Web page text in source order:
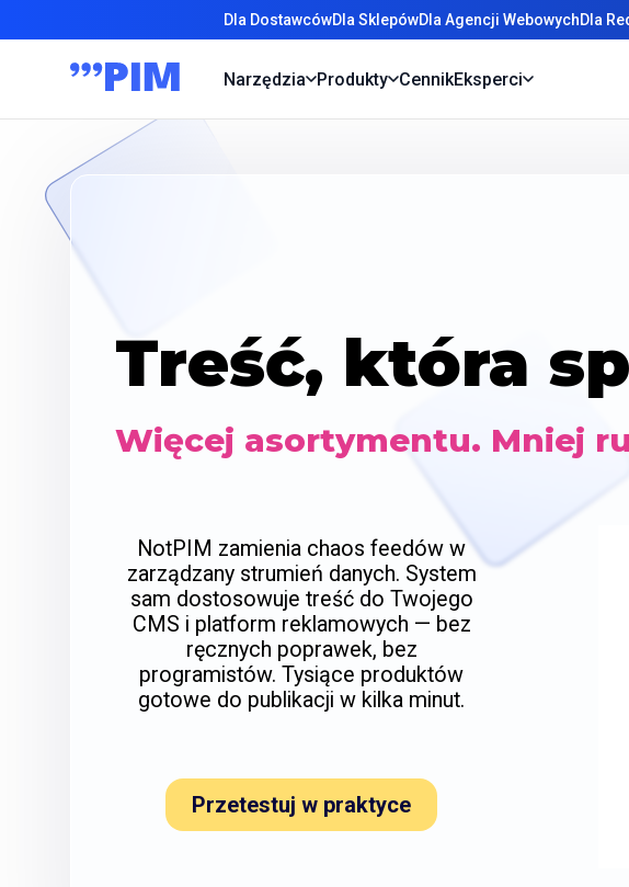
Dla DostawcówDla SklepówDla Agencji WebowychDla
Narzędzia Produkty CennikEksperci
Treść, która
Więcej asortymentu. Mniej
NotPIM zamienia chaos feedów w
zarządzany strumień danych. System
sam dostosowuje treść do Twojego
CMS i platform reklamowych — bez
ręcznych poprawek, bez
programistów. Tysiące produktów
gotowe do publikacji w kilka minut.
Przetestuj w praktyce